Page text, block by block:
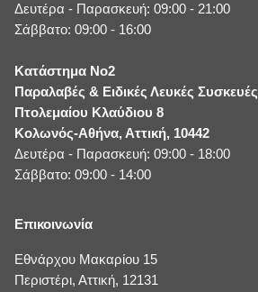
Δευτέρα - Παρασκευή: 09:00 - 21:00
Σάββατο: 09:00 - 16:00
Κατάστημα No2
Παραλαβές & Ειδικές Λευκές Συσκευές
Πτολεμαίου Κλαύδιου 8
Κολωνός-Αθήνα, Αττική, 10442
Δευτέρα - Παρασκευή: 09:00 - 18:00
Σάββατο: 09:00 - 14:00
Επικοινωνία
Εθνάρχου Μακαρίου 15
Περιστέρι, Αττική, 12131